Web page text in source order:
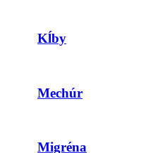
Kĺby
Mechúr
Migréna